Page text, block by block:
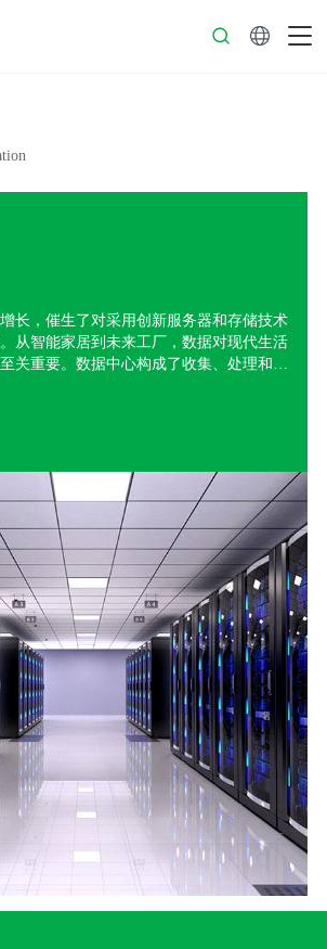
长，催生了对采用创新服务器和存储技术
从智能家居到未来工厂，数据对现代生活
关重要。数据中心构成了收集、处理和存
联性、可靠性和性能，以及最佳的信号完